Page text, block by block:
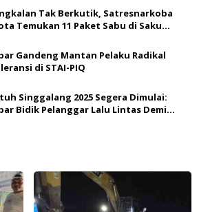
Tak Berkutik, Satresnarkoba
Temukan 11 Paket Sabu di Saku
Gandeng Mantan Pelaku Radikal
di STAI-PIQ
Singgalang 2025 Segera Dimulai:
Bidik Pelanggar Lalu Lintas Demi